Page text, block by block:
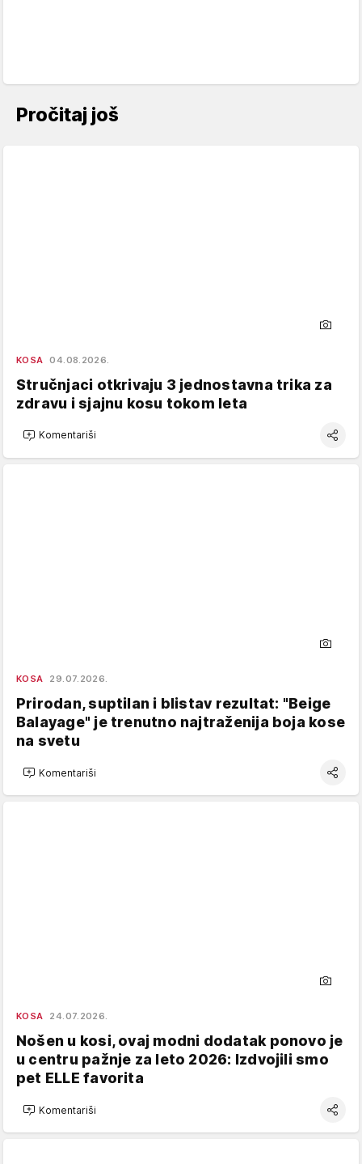
Pročitaj još
KOSA 04.08.2026.
Stručnjaci otkrivaju 3 jednostavna trika za
zdravu i sjajnu kosu tokom leta
Komentariši
KOSA 29.07.2026.
Prirodan, suptilan i blistav rezultat: "Beige
Balayage" je trenutno najtraženija boja kose
na svetu
Komentariši
KOSA 24.07.2026.
Nošen u kosi, ovaj modni dodatak ponovo je
u centru pažnje za leto 2026: Izdvojili smo
pet ELLE favorita
Komentariši